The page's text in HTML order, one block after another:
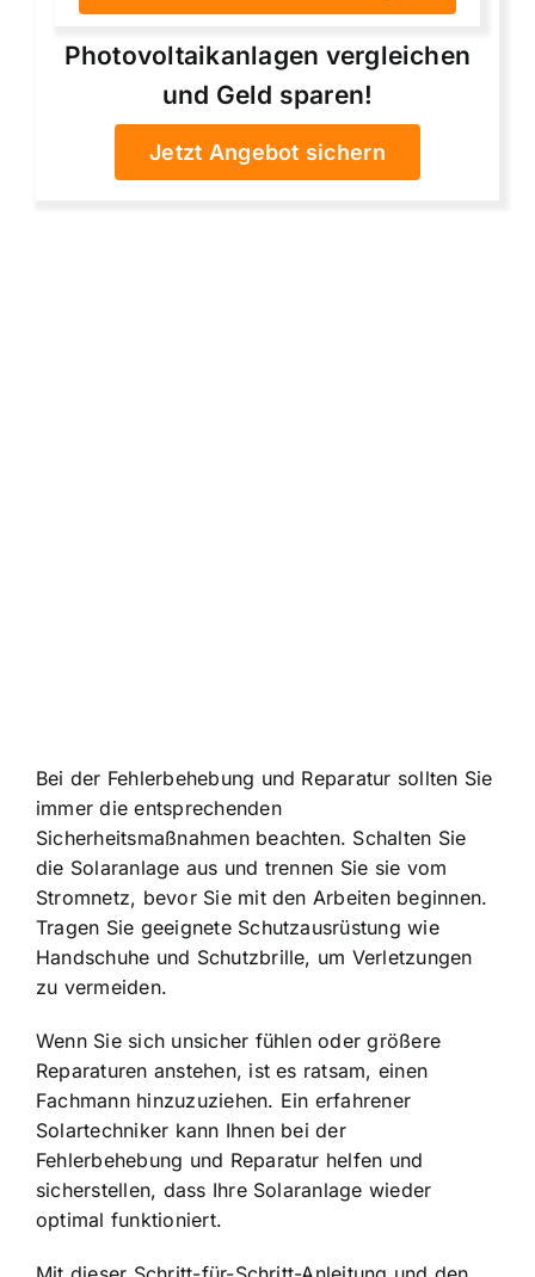
Photovoltaikanlagen vergleichen
und Geld sparen!
Jetzt Angebot sichern
Bei der Fehlerbehebung und Reparatur sollten Sie
immer die entsprechenden
Sicherheitsmaßnahmen beachten. Schalten Sie
die Solaranlage aus und trennen Sie sie vom
Stromnetz, bevor Sie mit den Arbeiten beginnen.
Tragen Sie geeignete Schutzausrüstung wie
Handschuhe und Schutzbrille, um Verletzungen
zu vermeiden.
Wenn Sie sich unsicher fühlen oder größere
Reparaturen anstehen, ist es ratsam, einen
Fachmann hinzuzuziehen. Ein erfahrener
Solartechniker kann Ihnen bei der
Fehlerbehebung und Reparatur helfen und
sicherstellen, dass Ihre Solaranlage wieder
optimal funktioniert.